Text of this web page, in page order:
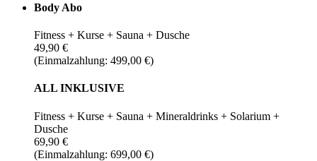
Body Abo
Fitness + Kurse + Sauna + Dusche
49,90 €
(Einmalzahlung: 499,00 €)
ALL INKLUSIVE
Fitness + Kurse + Sauna + Mineraldrinks + Solarium +
Dusche
69,90 €
(Einmalzahlung: 699,00 €)